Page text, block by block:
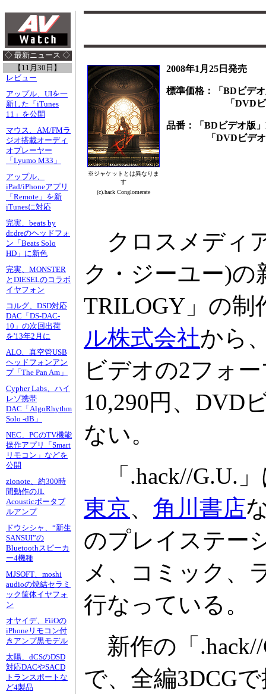
◇ 最新ニュース ◇
【11月30日】
レビュー
アップル、UIを一
新した「iTunes
11」を公開
マウス、AM/FMラ
ジオ搭載オーディ
オプレーヤー
「Lyumo M33」
アップル、
iPad/iPhoneアプリ
「Remote」を新
iTunesに対応
完実、beats by
dr.dreのヘッドフォ
ン「Beats Solo
HD」に新色
完実、MONSTER
とDIESELのコラボ
イヤフォン
コルグ、DSD対応
DAC「DS-DAC-
10」の次回出荷
を'13年2月に
ALO、真空管USB
ヘッドフォンアン
プ「The Pan Am」
Cypher Labs、ハイ
レゾ携帯
DAC「AlgoRhythm
Solo -dB」
NEC、PCのTV機能
操作アプリ「Smart
リモコン」などを
公開
zionote、約300時
間動作のJL
Acousticポータブ
ルアンプ
ドウシシャ、“新生
SANSUI”の
Bluetoothスピーカ
ー4機種
MJSOFT、moshi
audioの焼結セラミ
ック筐体イヤフォ
ン
オヤイデ、FiiOの
iPhoneリモコン付
きアンプ黒モデル
太陽、dCSのDSD
対応DACやSACD
トランスポートな
ど4製品
※ジャケットとは異なりま
す
(c).hack Conglomerate
2008年1月25日発売
標準価格：「BDビデ
「DVDビデオ
品番：「BDビデオ版
「DVDビデオ版
クロスメディ
ク・ジーユー)の
TRILOGY」の制
ル株式会社から
ビデオの2フォ
10,290円、DVD
ない。
「.hack//G.U.
東京、 角川書店
のプレイステー
メ、コミック、
行なっている。
新作の「
で、全編3DCG